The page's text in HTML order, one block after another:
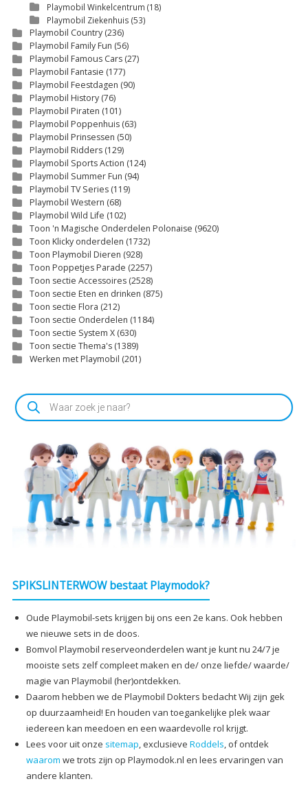
Playmobil Winkelcentrum (18)
Playmobil Ziekenhuis (53)
Playmobil Country (236)
Playmobil Family Fun (56)
Playmobil Famous Cars (27)
Playmobil Fantasie (177)
Playmobil Feestdagen (90)
Playmobil History (76)
Playmobil Piraten (101)
Playmobil Poppenhuis (63)
Playmobil Prinsessen (50)
Playmobil Ridders (129)
Playmobil Sports Action (124)
Playmobil Summer Fun (94)
Playmobil TV Series (119)
Playmobil Western (68)
Playmobil Wild Life (102)
Toon 'n Magische Onderdelen Polonaise (9620)
Toon Klicky onderdelen (1732)
Toon Playmobil Dieren (928)
Toon Poppetjes Parade (2257)
Toon sectie Accessoires (2528)
Toon sectie Eten en drinken (875)
Toon sectie Flora (212)
Toon sectie Onderdelen (1184)
Toon sectie System X (630)
Toon sectie Thema's (1389)
Werken met Playmobil (201)
Producten
zoeken
SPIKSLINTERWOW bestaat Playmodok?
Oude Playmobil-sets krijgen bij ons een 2e kans. Ook hebben
we nieuwe sets in de doos.
Bomvol Playmobil reserveonderdelen want je kunt nu 24/7 je
mooiste sets zelf compleet maken en de/ onze liefde/ waarde/
magie van Playmobil (her)ontdekken.
Daarom hebben we de Playmobil Dokters bedacht Wij zijn gek
op duurzaamheid! En houden van toegankelijke plek waar
iedereen kan meedoen en een waardevolle rol krijgt.
Lees voor uit onze sitemap, exclusieve Roddels, of ontdek
waarom we trots zijn op Playmodok.nl en lees ervaringen van
andere klanten.